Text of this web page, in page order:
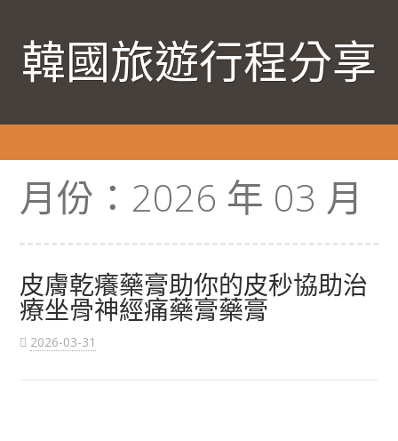
韓國旅遊行程分享
月份： 2026 年 03 月
皮膚乾癢藥膏助你的皮秒協助治
療坐骨神經痛藥膏藥膏
2026-03-31